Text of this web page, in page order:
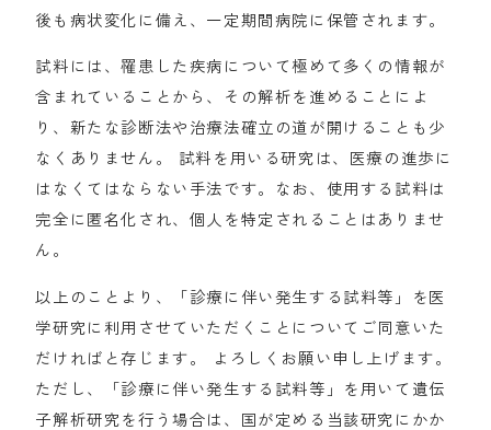
後も病状変化に備え、一定期間病院に保管されます。
試料には、罹患した疾病について極めて多くの情報が
含まれていることから、その解析を進めることによ
り、新たな診断法や治療法確立の道が開けることも少
なくありません。 試料を用いる研究は、医療の進歩に
はなくてはならない手法です。なお、使用する試料は
完全に匿名化され、個人を特定されることはありませ
ん。
以上のことより、「診療に伴い発生する試料等」を医
学研究に利用させていただくことについてご同意いた
だければと存じます。 よろしくお願い申し上げます。
ただし、「診療に伴い発生する試料等」を用いて遺伝
子解析研究を行う場合は、国が定める当該研究にかか